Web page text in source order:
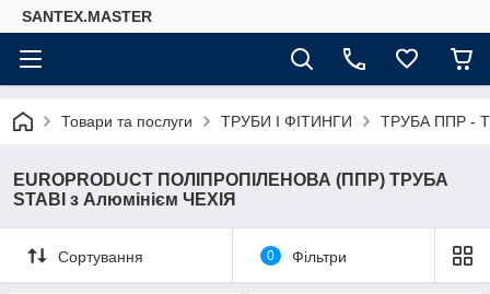
SANTEX.MASTER
Товари та послуги ТРУБИ І ФІТИНГИ ТРУБА ППР -
EUROPRODUCT ПОЛІПРОПІЛЕНОВА (ППР) ТРУБА
STABI з Алюмінієм ЧЕХІЯ
Сортування 0 Фільтри